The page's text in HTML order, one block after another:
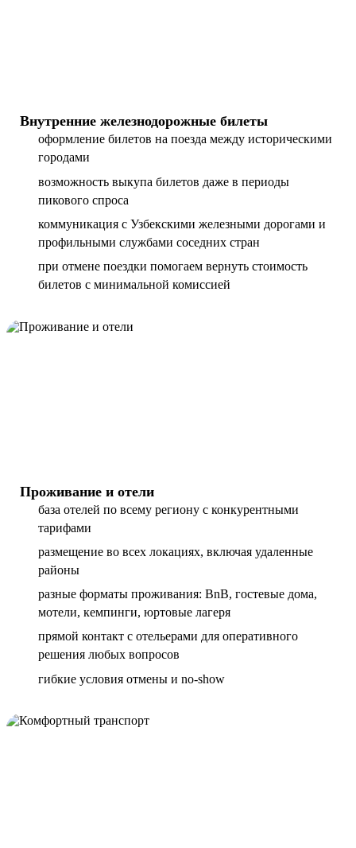
Внутренние железнодорожные билеты
оформление билетов на поезда между историческими
городами
возможность выкупа билетов даже в периоды
пикового спроса
коммуникация с Узбекскими железными дорогами и
профильными службами соседних стран
при отмене поездки помогаем вернуть стоимость
билетов с минимальной комиссией
Проживание и отели
база отелей по всему региону с конкурентными
тарифами
размещение во всех локациях, включая удаленные
районы
разные форматы проживания: BnB, гостевые дома,
мотели, кемпинги, юртовые лагеря
прямой контакт с отельерами для оперативного
решения любых вопросов
гибкие условия отмены и no-show